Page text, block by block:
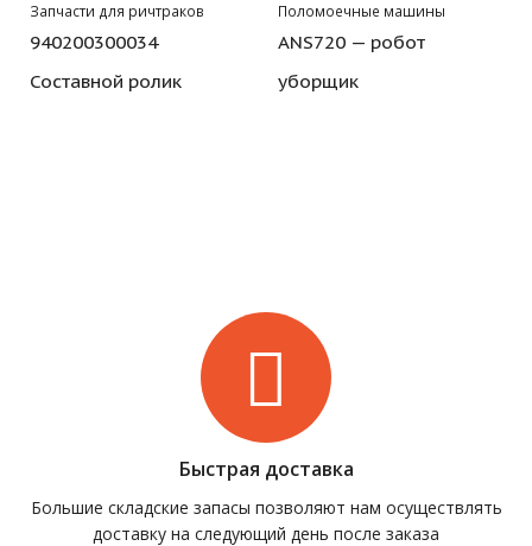
Запчасти для ричтраков
940200300034
Составной ролик
Поломоечные машины
ANS720 — робот
уборщик
Быстрая доставка
Большие складские запасы позволяют нам осуществлять
доставку на следующий день после заказа